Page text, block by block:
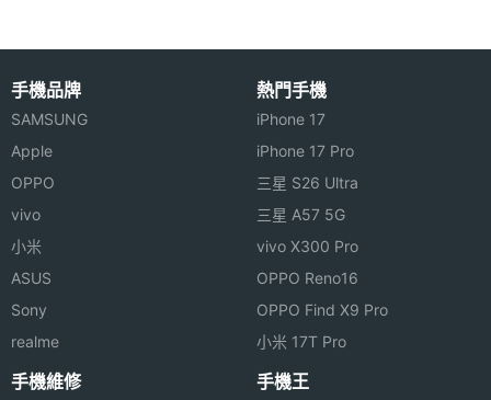
手機品牌
SAMSUNG
Apple
OPPO
vivo
小米
ASUS
Sony
realme
熱門手機
iPhone 17
iPhone 17 Pro
三星 S26 Ultra
三星 A57 5G
vivo X300 Pro
OPPO Reno16
OPPO Find X9 Pro
小米 17T Pro
手機維修 手機王